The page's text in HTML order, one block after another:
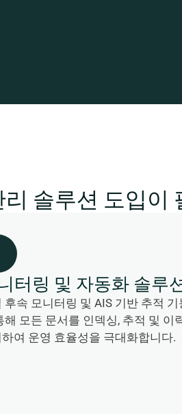
솔루션 도입이
터링 및 자동화 솔루
후속 모니터링 및 AIS 기반 추적 기
해 모든 문서를 인덱싱, 추적 및 이
여 운영 효율성을 극대화합니다.